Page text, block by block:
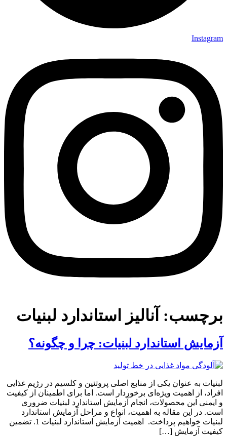
Instagram
برچسب: آنالیز استاندارد لبنیات
آزمایش استاندارد لبنیات: چرا و چگونه؟
لبنیات به عنوان یکی از منابع اصلی پروتئین و کلسیم در رژیم غذایی
افراد، از اهمیت ویژه‌ای برخوردار است. اما برای اطمینان از کیفیت
و ایمنی این محصولات، انجام آزمایش استاندارد لبنیات ضروری
است. در این مقاله به اهمیت، انواع و مراحل آزمایش استاندارد
لبنیات خواهیم پرداخت. اهمیت آزمایش استاندارد لبنیات 1. تضمین
کیفیت آزمایش […]